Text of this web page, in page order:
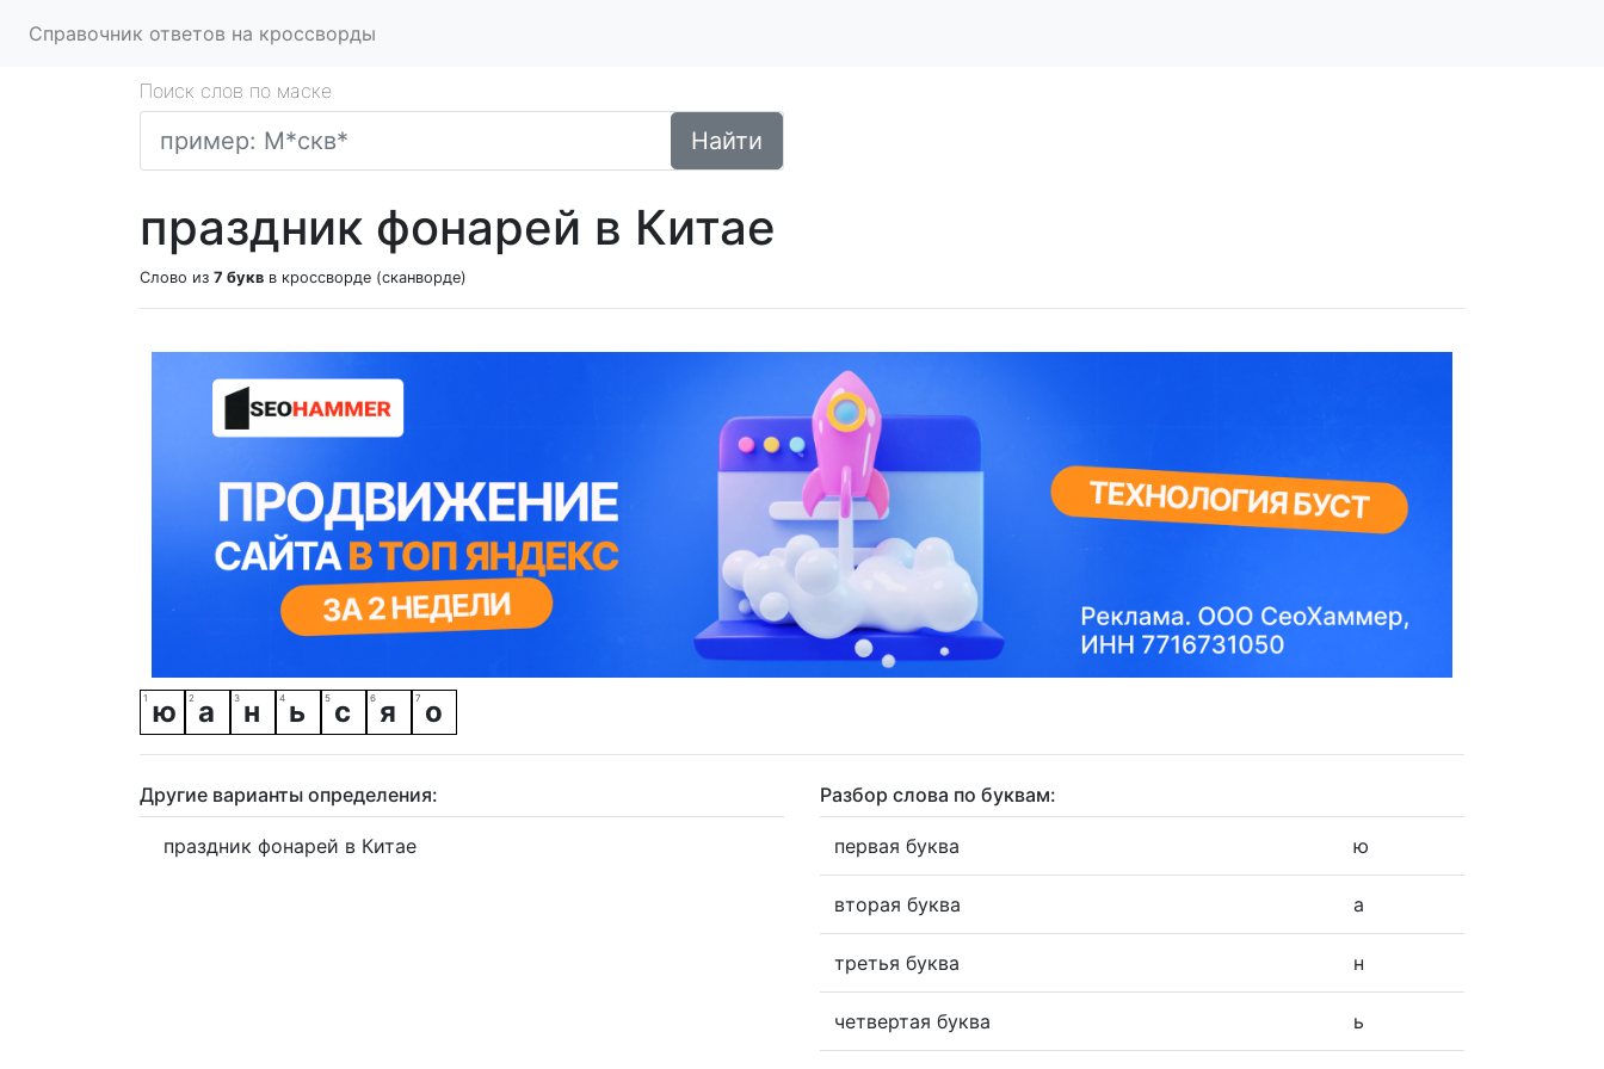
Справочник ответов на кроссворды
Поиск слов по маске
Найти
праздник фонарей в Китае
Слово из 7 букв в кроссворде (сканворде)
ю а н ь с я о
Другие варианты определения:
праздник фонарей в Китае
Разбор слова по буквам:
первая буква ю
вторая буква а
третья буква н
четвертая буква ь